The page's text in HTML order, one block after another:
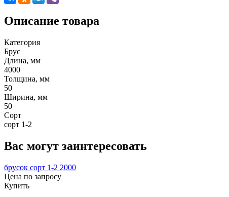
Описание товара
Категория
Брус
Длина, мм
4000
Толщина, мм
50
Ширина, мм
50
Сорт
сорт 1-2
Вас могут заинтересовать
брусок сорт 1-2 2000
Цена по запросу
Купить